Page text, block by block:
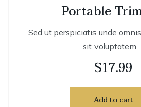
5.00
out of 5
Portable
Sed ut perspiciatis unde
sit voluptatem …
$17.99
Add to cart